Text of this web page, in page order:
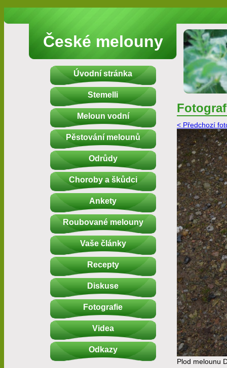
České melouny
Úvodní stránka
Stemelli
Meloun vodní
Pěstování melounů
Odrůdy
Choroby a škůdci
Ankety
Roubované melouny
Vaše články
Recepty
Diskuse
Fotografie
Videa
Odkazy
< Předchozí
Plod melounu